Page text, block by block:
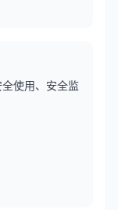
使用、安全监